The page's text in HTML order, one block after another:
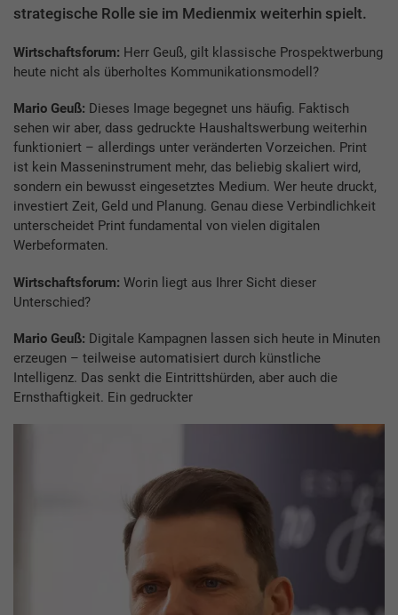
strategische Rolle sie im Medienmix weiterhin spielt.
Wirtschaftsforum: Herr Geuß, gilt klassische Prospektwerbung
heute nicht als überholtes Kommunikationsmodell?
Mario Geuß: Dieses Image begegnet uns häufig. Faktisch
sehen wir aber, dass gedruckte Haushaltswerbung weiterhin
funktioniert – allerdings unter veränderten Vorzeichen. Print
ist kein Masseninstrument mehr, das beliebig skaliert wird,
sondern ein bewusst eingesetztes Medium. Wer heute druckt,
investiert Zeit, Geld und Planung. Genau diese Verbindlichkeit
unterscheidet Print fundamental von vielen digitalen
Werbeformaten.
Wirtschaftsforum: Worin liegt aus Ihrer Sicht dieser
Unterschied?
Mario Geuß: Digitale Kampagnen lassen sich heute in Minuten
erzeugen – teilweise automatisiert durch künstliche
Intelligenz. Das senkt die Eintrittshürden, aber auch die
Ernsthaftigkeit. Ein gedruckter